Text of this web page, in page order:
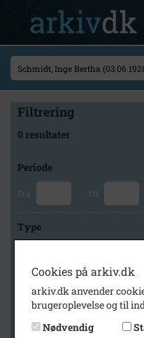
Filtrering
0 resultater
Periode
Fra Til
Type
Arkiv
Historisk Arkiv Dragør
Cookies på arkiv.dk
arkiv.dk anvender
brugeroplevelse og til
Nødvendig